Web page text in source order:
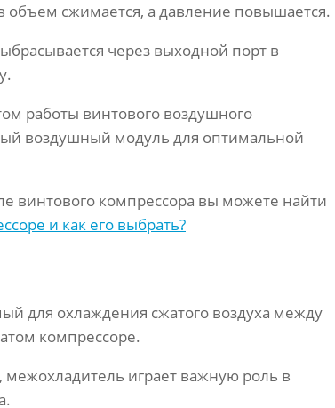
сжимается, а давление повышается.
через выходной порт в
работы винтового воздушного
воздушный модуль для оптимальной
компрессора вы можете найти
и как его выбрать?
для охлаждения сжатого воздуха между
компрессоре.
играет важную роль в